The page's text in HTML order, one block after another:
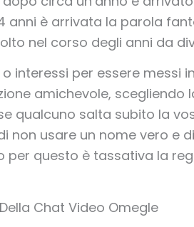
anni è arrivata la parola
nel corso degli anni da
interessi per essere
amichevole,
qualcuno salta subito la
non usare un nome vero e
per questo è tassativa la
Chat Video Omegle